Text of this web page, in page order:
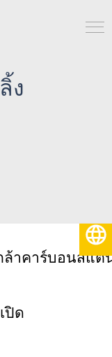
ง
ล้าคาร์บอนสแต
ปิด
ไทย